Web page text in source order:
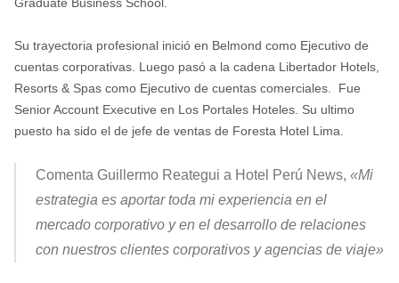
Su trayectoria profesional inició en Belmond como Ejecutivo de
cuentas corporativas. Luego pasó a la cadena Libertador Hotels,
Resorts & Spas como Ejecutivo de cuentas comerciales. Fue
Senior Account Executive en Los Portales Hoteles. Su ultimo
puesto ha sido el de jefe de ventas de Foresta Hotel Lima.
Comenta Guillermo Reategui a Hotel Perú News, «Mi
estrategia es aportar toda mi experiencia en el
mercado corporativo y en el desarrollo de relaciones
con nuestros clientes corporativos y agencias de viaje»